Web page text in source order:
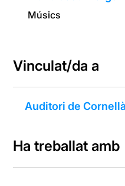
Músics
Vinculat/da a
Auditori de Cornellà
Ha treballat amb